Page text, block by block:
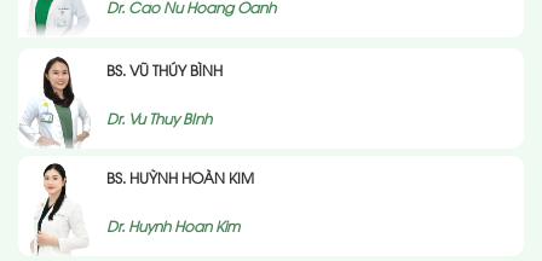
Dr. Cao Nu Hoang Oanh
BS. VŨ THÚY BÌNH
Dr. Vu Thuy BInh
BS. HUỲNH HOÀN KIM
Dr. Huynh Hoan Kim